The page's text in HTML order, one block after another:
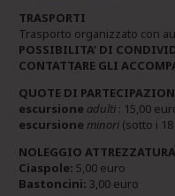
TRASPORTI
Trasporto organizzato con
POSSIBILITA’ DI
CONTATTARE GLI
QUOTE DI
escursione adulti : 15,00
escursione minori (sotto i
NOLEGGIO ATTREZZATURA
Ciaspole: 5,00 euro
Bastoncini: 3,00 euro